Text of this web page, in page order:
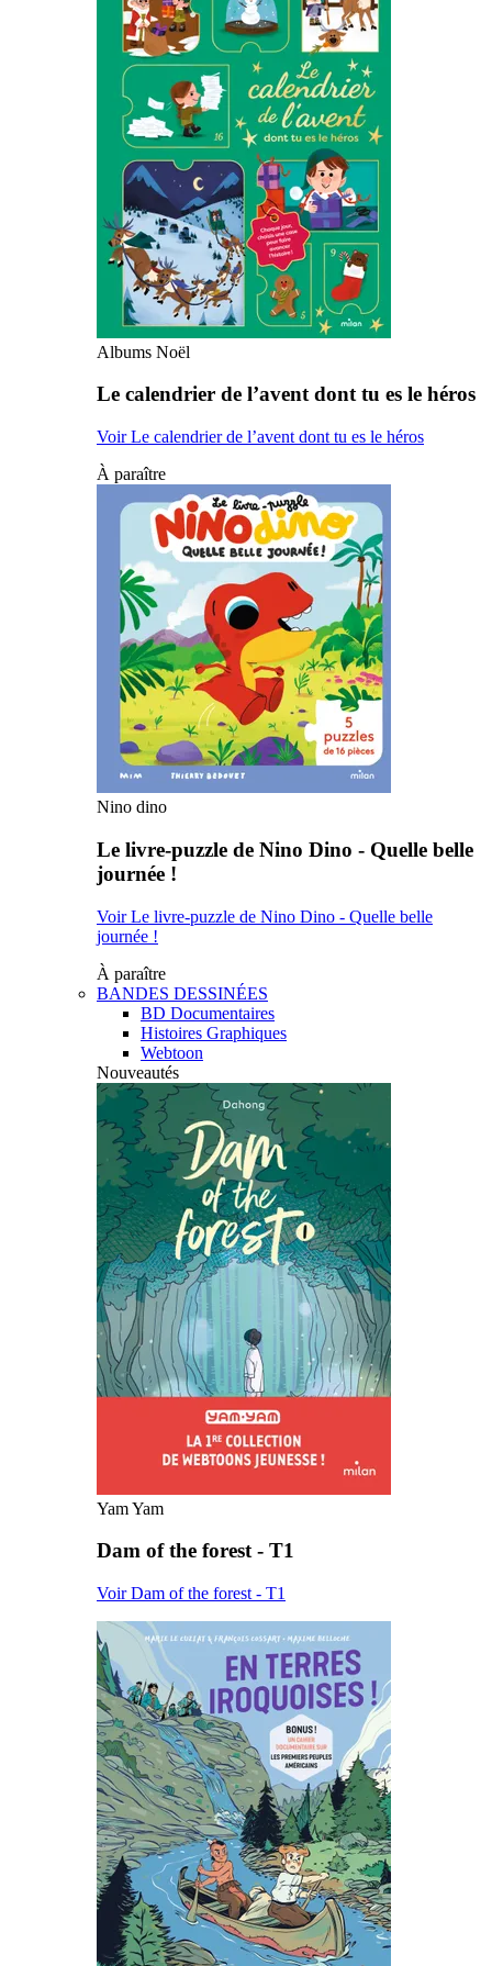
Albums Noël
Le calendrier de l’avent dont tu es le héros
Voir Le calendrier de l’avent dont tu es le héros
À paraître
Nino dino
Le livre-puzzle de Nino Dino - Quelle belle
journée !
Voir Le livre-puzzle de Nino Dino - Quelle belle
journée !
À paraître
BANDES DESSINÉES
BD Documentaires
Histoires Graphiques
Webtoon
Nouveautés
Yam Yam
Dam of the forest - T1
Voir Dam of the forest - T1